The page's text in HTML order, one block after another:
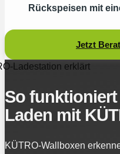
Rückspeisen mit
Jetzt
Ladestation erklärt
So
Laden mit
KÜTRO‑Wallboxen